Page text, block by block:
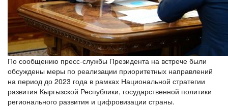
По сообщению пресс-службы Президента на встрече были
обсуждены меры по реализации приоритетных направлений
на период до 2023 года в рамках Национальной стратегии
развития Кыргызской Республики, государственной политики
регионального развития и цифровизации страны.